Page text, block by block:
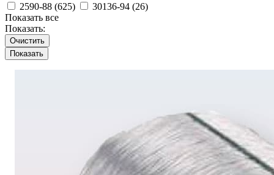
2590-88 (625) 30136-94 (26)
Показать все
Показать:
Очистить